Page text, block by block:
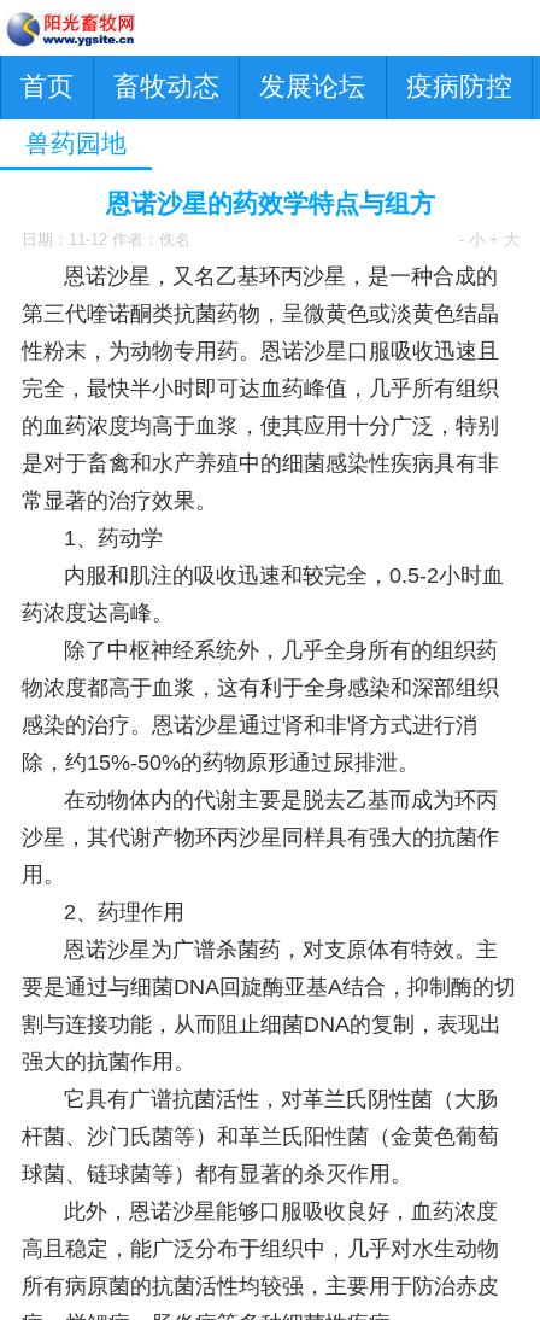
首页 畜牧动态 发展论坛 疫病防控
兽药园地
恩诺沙星的药效学特点与组方
日期：11-12 作者：佚名 - 小 + 大
恩诺沙星，又名乙基环丙沙星，是一种合成的
第三代喹诺酮类抗菌药物，呈微黄色或淡黄色结晶
性粉末，为动物专用药。恩诺沙星口服吸收迅速且
完全，最快半小时即可达血药峰值，几乎所有组织
的血药浓度均高于血浆，使其应用十分广泛，特别
是对于畜禽和水产养殖中的细菌感染性疾病具有非
常显著的治疗效果。
1、药动学
内服和肌注的吸收迅速和较完全，0.5-2小时血
药浓度达高峰。
除了中枢神经系统外，几乎全身所有的组织药
物浓度都高于血浆，这有利于全身感染和深部组织
感染的治疗。恩诺沙星通过肾和非肾方式进行消
除，约15%-50%的药物原形通过尿排泄。
在动物体内的代谢主要是脱去乙基而成为环丙
沙星，其代谢产物环丙沙星同样具有强大的抗菌作
用。
2、药理作用
恩诺沙星为广谱杀菌药，对支原体有特效。主
要是通过与细菌DNA回旋酶亚基A结合，抑制酶的切
割与连接功能，从而阻止细菌DNA的复制，表现出
强大的抗菌作用。
它具有广谱抗菌活性，对革兰氏阴性菌（大肠
杆菌、沙门氏菌等）和革兰氏阳性菌（金黄色葡萄
球菌、链球菌等）都有显著的杀灭作用。
此外，恩诺沙星能够口服吸收良好，血药浓度
高且稳定，能广泛分布于组织中，几乎对水生动物
所有病原菌的抗菌活性均较强，主要用于防治赤皮